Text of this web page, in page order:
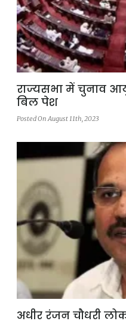
राज्यसभा में चुनाव
बिल पेश
Posted On August 11th, 2023
अधीर रंजन चौधरी